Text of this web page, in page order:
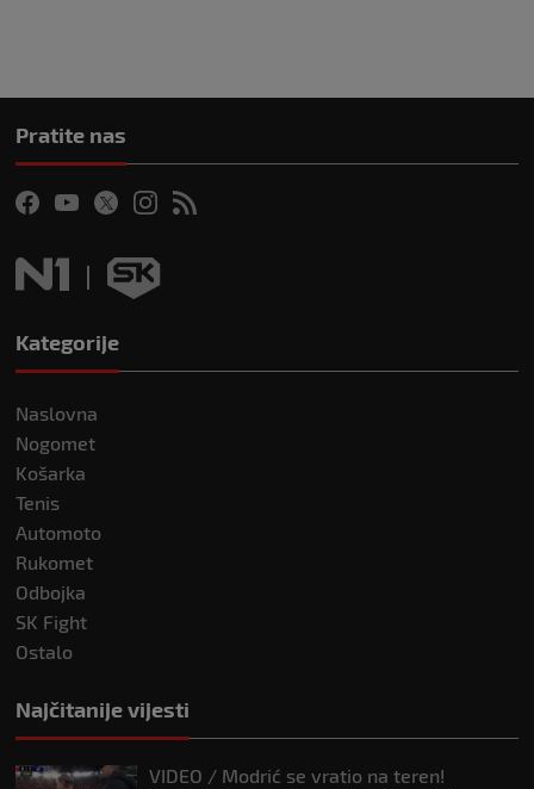
Pratite nas
Kategorije
Naslovna
Nogomet
Košarka
Tenis
Automoto
Rukomet
Odbojka
SK Fight
Ostalo
Najčitanije vijesti
VIDEO / Modrić se vratio na teren!